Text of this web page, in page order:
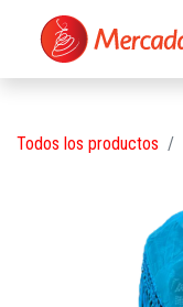
Todos los productos